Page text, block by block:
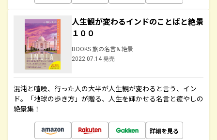
人生観が変わるインドのことばと絶景
１００
BOOKS 旅の名言＆絶景
2022.07.14 発売
混沌と喧噪、行った人の大半が人生観が変わると言う、イン
ド。「地球の歩き方」が贈る、人生を輝かせる名言と癒やしの
絶景集！
詳細を見る